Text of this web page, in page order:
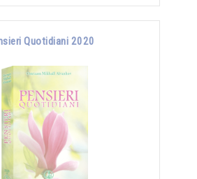
Quotidiani 2020